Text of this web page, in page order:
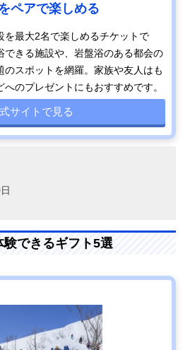
ペアで楽しめる
を最大2名で楽しめるチケットで
できる施設や、岩盤浴のある都会の
のスポットを網羅。家族や友人はも
のプレゼントにもおすすめです。
サイトで見る
できるギフト5選